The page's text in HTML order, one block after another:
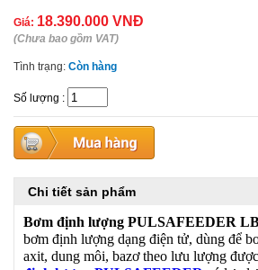
Giá: 18.390.000 VNĐ
(Chưa bao gồm VAT)
Tình trạng: Còn hàng
Số lượng :
Chi tiết sản phẩm
Bơm định lượng PULSAFEEDER
bơm định lượng dạng điện tử, dùng để
axit, dung môi, bazơ theo lưu lượng